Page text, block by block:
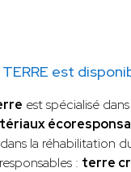
TERRE est
est spécialisé dans
la réhabilitation
: terre